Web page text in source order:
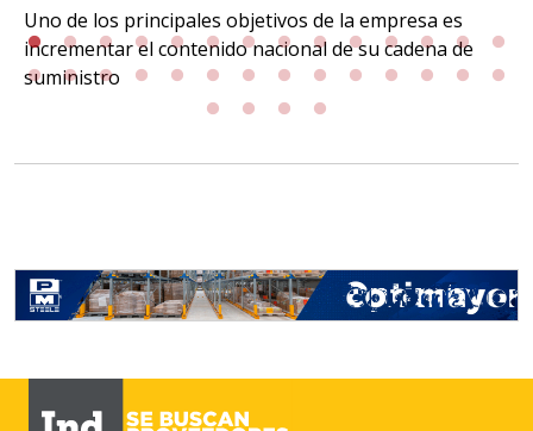
Uno de los principales objetivos de la empresa es
incrementar el contenido nacional de su cadena de
suministro